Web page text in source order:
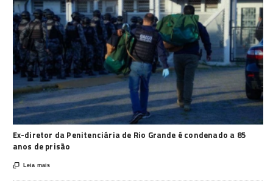
Ex-diretor da Penitenciária de Rio Grande é condenado a 85
anos de prisão
 Leia mais